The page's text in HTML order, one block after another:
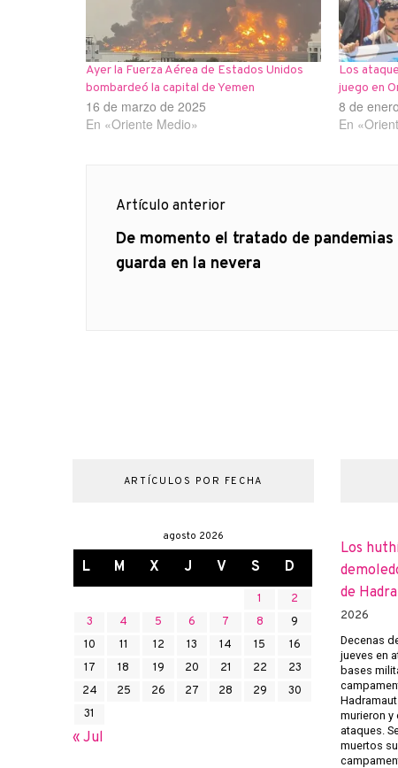
Ayer la Fuerza Aérea de Estados Unidos
bombardeó la capital de Yemen
16 de marzo de 2025
En «Oriente Medio»
Los
juego en
8 de
En
Navegación
de
Artículo anterior
Artículo
anterior
De momento el tratado de pandemias
guarda en la nevera
ARTÍCULOS POR FECHA
agosto 2026
L M X J V S D
1
2
3
4 5 6 7 8
9
10
11 12 13 14 15
16
17
18 19 20 21 22
23
24
25 26 27 28 29
30
31
« Jul
Los
de
2026
Decenas
jueves en
bases
murieron y
ataques.
muertos